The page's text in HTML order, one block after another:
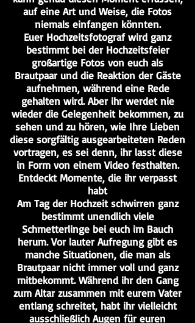
auf eine Art und Weise, die Fotos
niemals einfangen könnten.
Euer Hochzeitsfotograf wird ganz
bestimmt bei der Hochzeitsfeier
großartige Fotos von euch als
Brautpaar und die Reaktion der Gäste
aufnehmen, während eine Rede
gehalten wird. Aber ihr werdet nie
wieder die Gelegenheit bekommen, zu
sehen und zu hören, wie Ihre Lieben
diese sorgfältig ausgearbeiteten Reden
vortragen, es sei denn, ihr lasst diese
in Form von einem Video festhalten.
Entdeckt Momente, die ihr verpasst
habt
Am Tag der Hochzeit schwirren ganz
bestimmt unendlich viele
Schmetterlinge bei euch im Bauch
herum. Vor lauter Aufregung gibt es
manche Situationen, die man als
Brautpaar nicht immer voll und ganz
mitbekommt. Während ihr den Gang
zum Altar zusammen mit eurem Vater
entlang schreitet, habt ihr vielleicht
ausschließlich Augen für euren